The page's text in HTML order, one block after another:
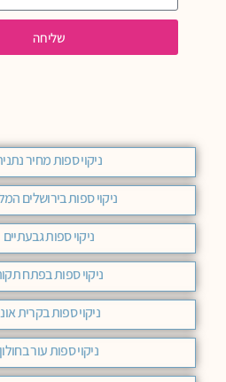
שליחה
ניקוי ספות מחיר
ניקוי ספות בירושלים
ניקוי ספות גבעתיים
ניקוי ספות בפתח
ניקוי ספות בקרית
ניקוי ספות עור בחולון